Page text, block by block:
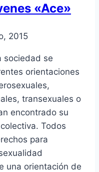
«Ace»
2015
sociedad se
orientaciones
transexuales o
encontrado su
Todos
para
una orientación de